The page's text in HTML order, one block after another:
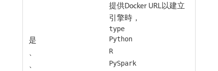
提供Docker URL以建立
引擎時，
type
是 Python
、 R
、 PySpark